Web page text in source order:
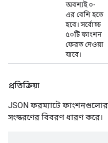
অবশ্যই ০-
এর বেশি হতে
হবে। সর্বোচ্চ
৫০টি ফাংশন
ফেরত দেওয়া
যাবে।
প্রতিক্রিয়া
JSON ফরম্যাটে ফাংশনগুলোর
সংস্করণের বিবরণ ধারণ করে।